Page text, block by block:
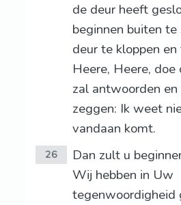
de deur heeft
beginnen buiten
deur te kloppen
Heere, Heere, doe
zal antwoorden
zeggen: Ik weet
vandaan komt.
26
Dan zult u
Wij hebben in Uw
tegenwoordigheid